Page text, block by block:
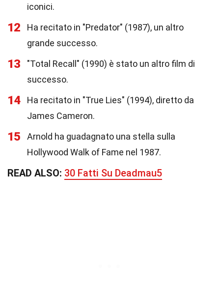
iconici.
12
Ha recitato in "Predator" (1987), un altro
grande successo.
13
"Total Recall" (1990) è stato un altro film di
successo.
14
Ha recitato in "True Lies" (1994), diretto da
James Cameron.
15
Arnold ha guadagnato una stella sulla
Hollywood Walk of Fame nel 1987.
READ ALSO: 30 Fatti Su Deadmau5